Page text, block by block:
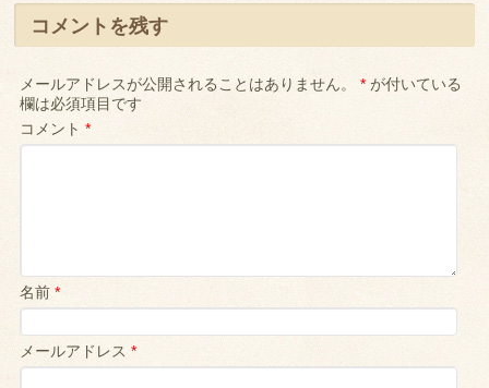
コメントを残す
メールアドレスが公開されることはありません。 * が付いている
欄は必須項目です
コメント*
名前*
メールアドレス*